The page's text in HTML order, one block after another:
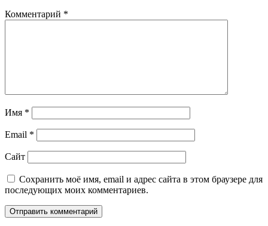
Комментарий *
Имя *
Email *
Сайт
Сохранить моё имя, email и адрес сайта в этом браузере для
последующих моих комментариев.